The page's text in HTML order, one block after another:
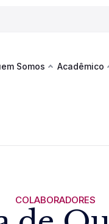
Somos
Institucionais
Acadêmico
COLABORADORES